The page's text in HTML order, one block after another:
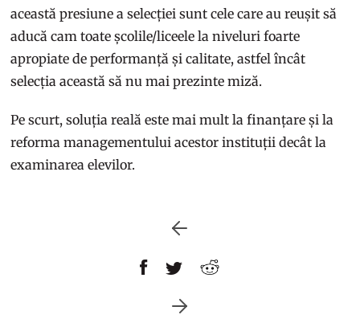
această presiune a selecției sunt cele care au reușit să
aducă cam toate școlile/liceele la niveluri foarte
apropiate de performanță și calitate, astfel încât
selecția această să nu mai prezinte miză.
Pe scurt, soluția reală este mai mult la finanțare și la
reforma managementului acestor instituții decât la
examinarea elevilor.